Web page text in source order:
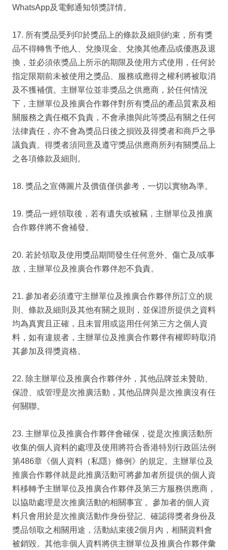
WhatsApp及電郵通知領獎詳情。
17. 所有獎品受列印於獎品上的條款及細則約束，所有獎
品不得轉售予他人、兌換現金、兌換其他產品或優惠及退
換，並必須依獎品上所示的期限及使用方式使用，任何於
指定限期前未被使用之獎品、服務或應得之權利將被取消
及不獲補償。主辦單位並非獎品之供應商，於任何情況
下，主辦單位及推廣合作夥伴對所有獎品的產品質素及相
關服務之責任概不負責，不會承擔與此等獎品有關之任何
法律責任，亦不會為獎品日後之損毀及得獎者和商戶之爭
議負責。得獎者須同意及遵守獎品供應商所列有關獎品上
之各項條款及細則。
18. 獎品之宣傳圖片及價值僅供參考，一切以實物為準。
19. 獎品一經領取後，若有遺失或被竊，主辦單位及推廣
合作夥伴將不會補發。
20. 若於領取及使用獎品期間發生任何意外、傷亡及/或事
故，主辦單位及推廣合作夥伴恕不負責。
21. 參加者必須遵守主辦單位及推廣合作夥伴所訂立的規
則、條款及細則及其他有關之規則，並保證所提供之資料
均為真實且正確，且未冒用或盜用任何第三方之個人資
料，如有違規者，主辦單位及推廣合作夥伴有權即時取消
其參加及得獎資格。
22. 除主辦單位及推廣合作夥伴外，其他品牌並未贊助、
保證、或管理是次推廣活動，其他品牌與是次推廣沒有任
何關聯。
23. 主辦單位及推廣合作夥伴會確保，從是次推廣活動所
收集的個人資料的處理及使用將符合香港特別行政區法例
第486章《個人資料（私隱）條例》的規定。主辦單位及
推廣合作夥伴就是此推廣活動可將參加者所提供的個人資
料移轉予主辦單位及推廣合作夥伴及第三方服務供應商，
以協助處理是次推廣活動的相關事宜 。參加者的個人資
料只會用於是次推廣活動作身份登記、確認得獎者身份及
獎品領取之相關用途，活動結束後2個月內，相關資料會
被銷毀。其他非個人資料將供主辦單位及推廣合作夥伴彙